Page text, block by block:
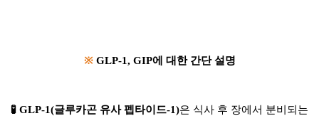
※GLP-1, GIP에 대한 간단 설명
🧪 GLP-1(글루카곤 유사 펩타이드-1)은 식사 후 장에서 분비되는